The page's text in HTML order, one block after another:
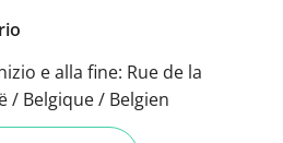
e alla fine: Rue de la
/ Belgique / Belgien